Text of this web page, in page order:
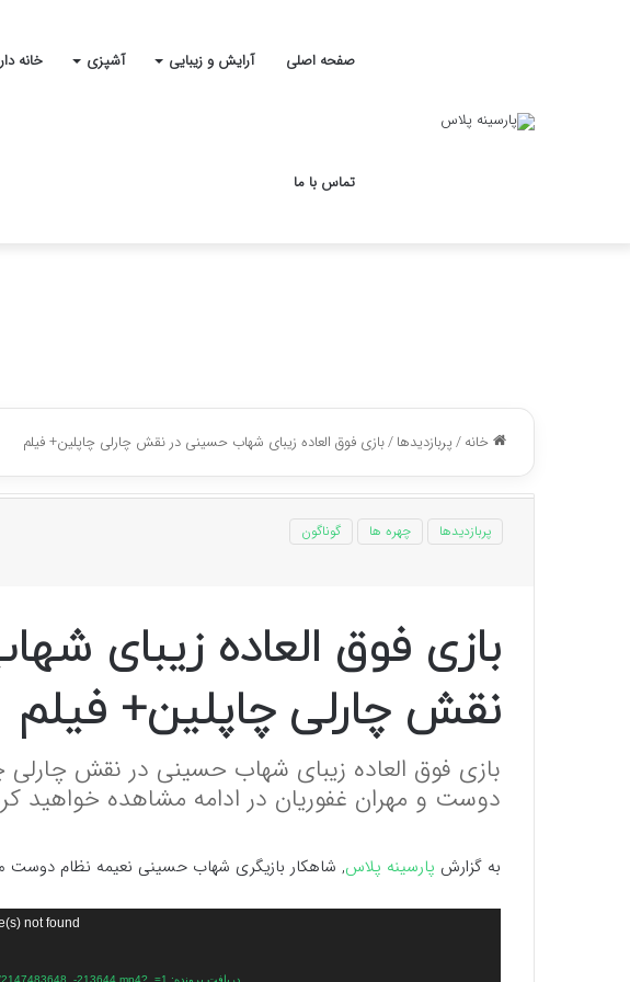
صفحه اصلی آرایش و زیبایی آشپزی خانه
تماس با ما
خانه/پربازدیدها/بازی فوق العاده زیبای شهاب حسینی در نقش چارلی چاپلین+ فیلم
پربازدیدها چهره ها گوناگون
بازی فوق العاده زیبای
نقش چارلی چاپلین+ فیلم
بازی فوق العاده زیبای شهاب حسینی در نقش چارلی
دوست و مهران غفوریان در ادامه مشاهده خواهید
به گزارش پارسینه پلاس, شاهکار بازیگری شهاب حسینی نعیمه نظام دوست
not found
دریافت پرونده: https://plus.parsine.com/wp-content/uploads/2025/01/2147483648_-213644.mp4?_=1